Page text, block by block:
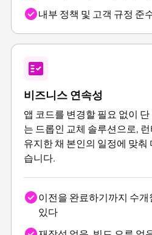
내부 정책 및 고객 규정 준
비즈니스 연속성
앱 코드를 변경할 필요 없이
는 드롭인 교체 솔루션으로,
유지한 채 본인의 일정에 맞춰
습니다.
이전을 완료하기까지 수
있다